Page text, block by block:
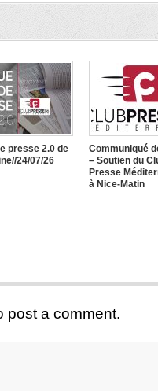
presse 2.0 de
24/07/26
Communiqué
– Soutien du
Presse
à Nice-Matin
post a comment.